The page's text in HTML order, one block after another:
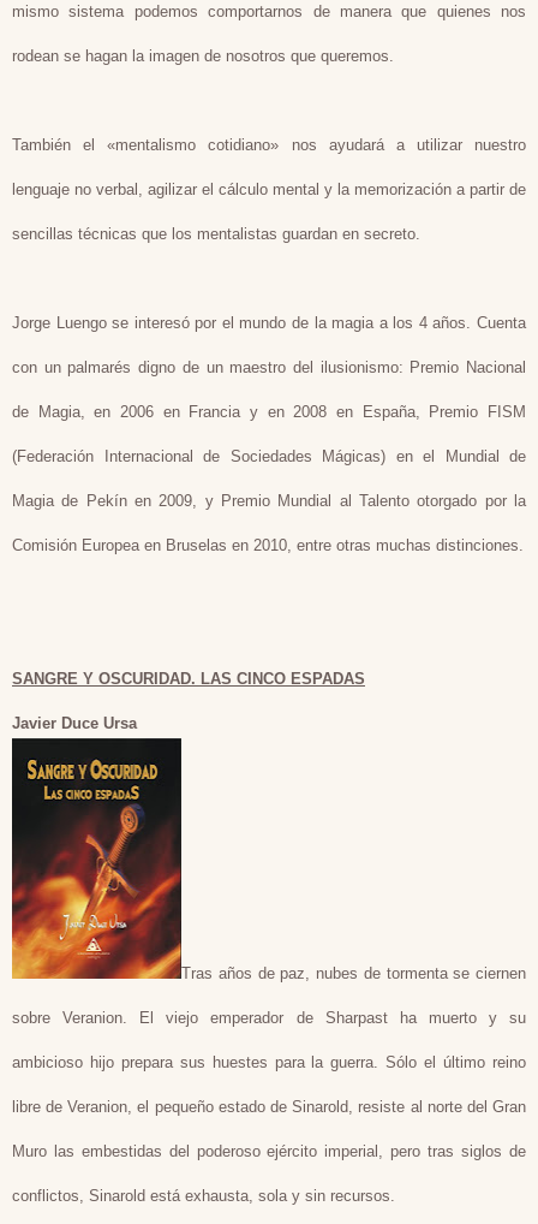
mismo sistema podemos comportarnos de manera que quienes nos
rodean se hagan la imagen de nosotros que queremos.
También el «mentalismo cotidiano» nos ayudará a utilizar nuestro
lenguaje no verbal, agilizar el cálculo mental y la memorización a partir de
sencillas técnicas que los mentalistas guardan en secreto.
Jorge Luengo se interesó por el mundo de la magia a los 4 años. Cuenta
con un palmarés digno de un maestro del ilusionismo: Premio Nacional
de Magia, en 2006 en Francia y en 2008 en España, Premio FISM
(Federación Internacional de Sociedades Mágicas) en el Mundial de
Magia de Pekín en 2009, y Premio Mundial al Talento otorgado por la
Comisión Europea en Bruselas en 2010, entre otras muchas distinciones.
SANGRE Y OSCURIDAD. LAS CINCO ESPADAS
Javier Duce Ursa
Tras años de paz, nubes de tormenta se ciernen
sobre Veranion. El viejo emperador de Sharpast ha muerto y su
ambicioso hijo prepara sus huestes para la guerra. Sólo el último reino
libre de Veranion, el pequeño estado de Sinarold, resiste al norte del Gran
Muro las embestidas del poderoso ejército imperial, pero tras siglos de
conflictos, Sinarold está exhausta, sola y sin recursos.